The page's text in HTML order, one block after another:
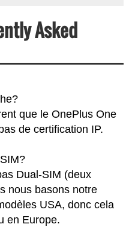
Asked
que le OnePlus One
de certification IP.
Dual-SIM (deux
nous basons notre
USA, donc cela
en Europe.